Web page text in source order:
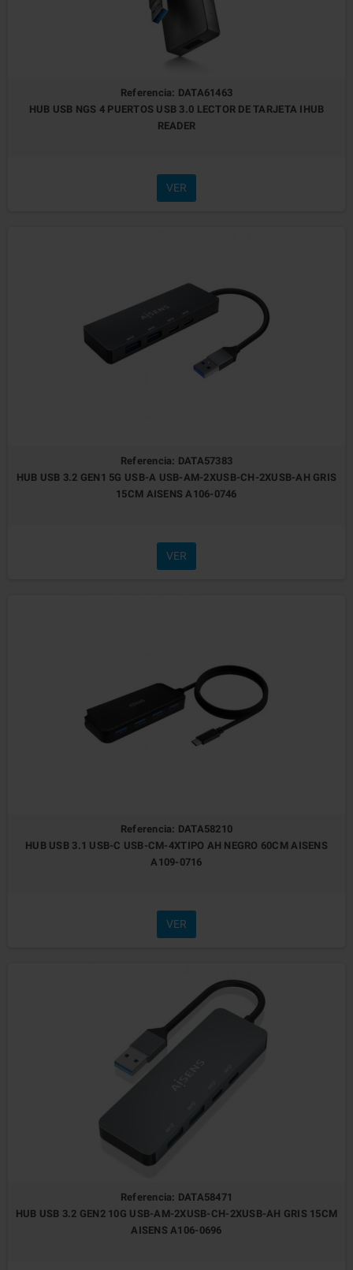
Referencia: DATA61463
HUB USB NGS 4 PUERTOS USB 3.0 LECTOR DE TARJETA IHUB
READER
VER
Referencia: DATA57383
HUB USB 3.2 GEN1 5G USB-A USB-AM-2XUSB-CH-2XUSB-AH GRIS
15CM AISENS A106-0746
VER
Referencia: DATA58210
HUB USB 3.1 USB-C USB-CM-4XTIPO AH NEGRO 60CM AISENS
A109-0716
VER
Referencia: DATA58471
HUB USB 3.2 GEN2 10G USB-AM-2XUSB-CH-2XUSB-AH GRIS 15CM
AISENS A106-0696